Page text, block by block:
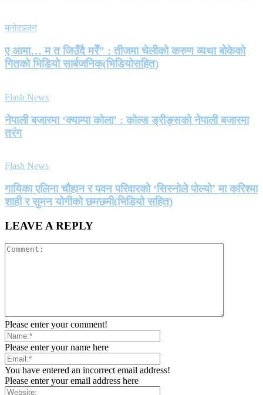
मनोरञ्जन
ए आमा… म त जिउँदै मरेँ” : तीजमा चेलीको करुण व्यथा बोकेको
गितको भिडियो सार्बजनिक(भिडियोसहित)
Flash News
नेपाली बजारमा ‘क्याम्पा कोला’ : कोल्ड ड्रीङ्सको नेपाली बजारमा
तरंग
Flash News
गायिका एलिना चौहान र पवन परिवारको ‘सिस्नोले पोल्यो’ मा करिश्मा
शाही र सुमन योगीको छमछमी(भिडियो सहित)
LEAVE A REPLY
Please enter your comment!
Please enter your name here
You have entered an incorrect email address!
Please enter your email address here